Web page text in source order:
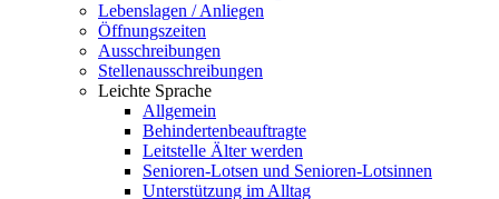
Lebenslagen / Anliegen
Öffnungszeiten
Ausschreibungen
Stellenausschreibungen
Leichte Sprache
Allgemein
Behindertenbeauftragte
Leitstelle Älter werden
Senioren-Lotsen und Senioren-Lotsinnen
Unterstützung im Alltag